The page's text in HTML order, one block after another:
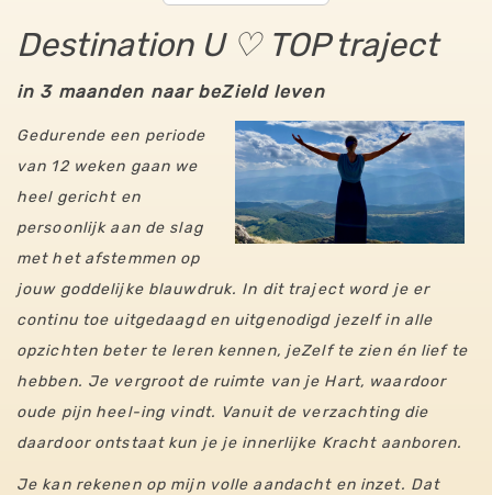
Destination U ♡ TOP traject
in 3 maanden naar beZield leven
Gedurende een periode
van 12 weken gaan we
heel gericht en
persoonlijk aan de slag
met het afstemmen op
jouw goddelijke blauwdruk. In dit traject word je er
continu toe uitgedaagd en uitgenodigd jezelf in alle
opzichten beter te leren kennen, jeZelf te zien én lief te
hebben. Je vergroot de ruimte van je Hart, waardoor
oude pijn heel-ing vindt. Vanuit de verzachting die
daardoor ontstaat kun je je innerlijke Kracht aanboren.
Je kan rekenen op mijn volle aandacht en inzet. Dat